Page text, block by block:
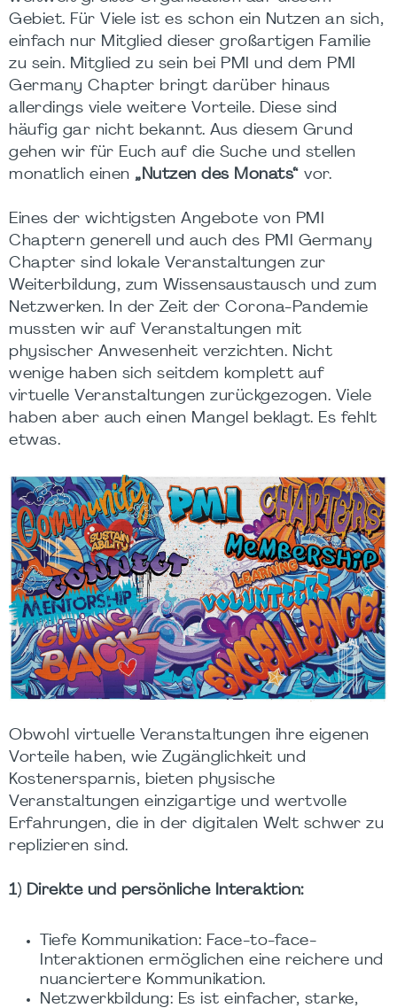
Gebiet. Für Viele ist es schon ein Nutzen an sich,
einfach nur Mitglied dieser großartigen Familie
zu sein. Mitglied zu sein bei PMI und dem PMI
Germany Chapter bringt darüber hinaus
allerdings viele weitere Vorteile. Diese sind
häufig gar nicht bekannt. Aus diesem Grund
gehen wir für Euch auf die Suche und stellen
monatlich einen „Nutzen des Monats“ vor.
Eines der wichtigsten Angebote von PMI
Chaptern generell und auch des PMI Germany
Chapter sind lokale Veranstaltungen zur
Weiterbildung, zum Wissensaustausch und zum
Netzwerken. In der Zeit der Corona-Pandemie
mussten wir auf Veranstaltungen mit
physischer Anwesenheit verzichten. Nicht
wenige haben sich seitdem komplett auf
virtuelle Veranstaltungen zurückgezogen. Viele
haben aber auch einen Mangel beklagt. Es fehlt
etwas.
Obwohl virtuelle Veranstaltungen ihre eigenen
Vorteile haben, wie Zugänglichkeit und
Kostenersparnis, bieten physische
Veranstaltungen einzigartige und wertvolle
Erfahrungen, die in der digitalen Welt schwer zu
replizieren sind.
1) Direkte und persönliche Interaktion:
Tiefe Kommunikation: Face-to-face-
Interaktionen ermöglichen eine reichere und
nuanciertere Kommunikation.
Netzwerkbildung: Es ist einfacher, starke,